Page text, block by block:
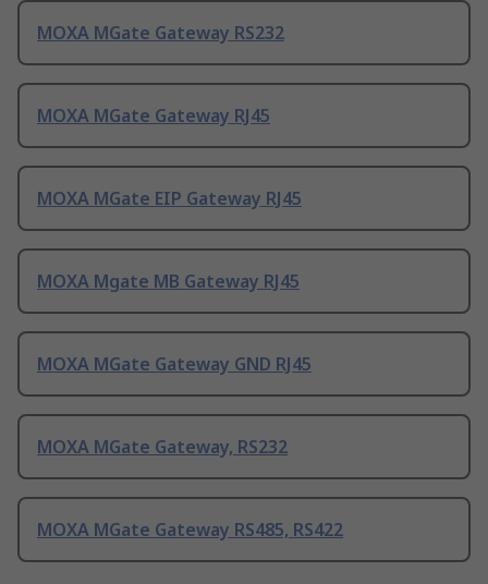
MOXA MGate Gateway RS232
MOXA MGate Gateway RJ45
MOXA MGate EIP Gateway RJ45
MOXA Mgate MB Gateway RJ45
MOXA MGate Gateway GND RJ45
MOXA MGate Gateway, RS232
MOXA MGate Gateway RS485, RS422